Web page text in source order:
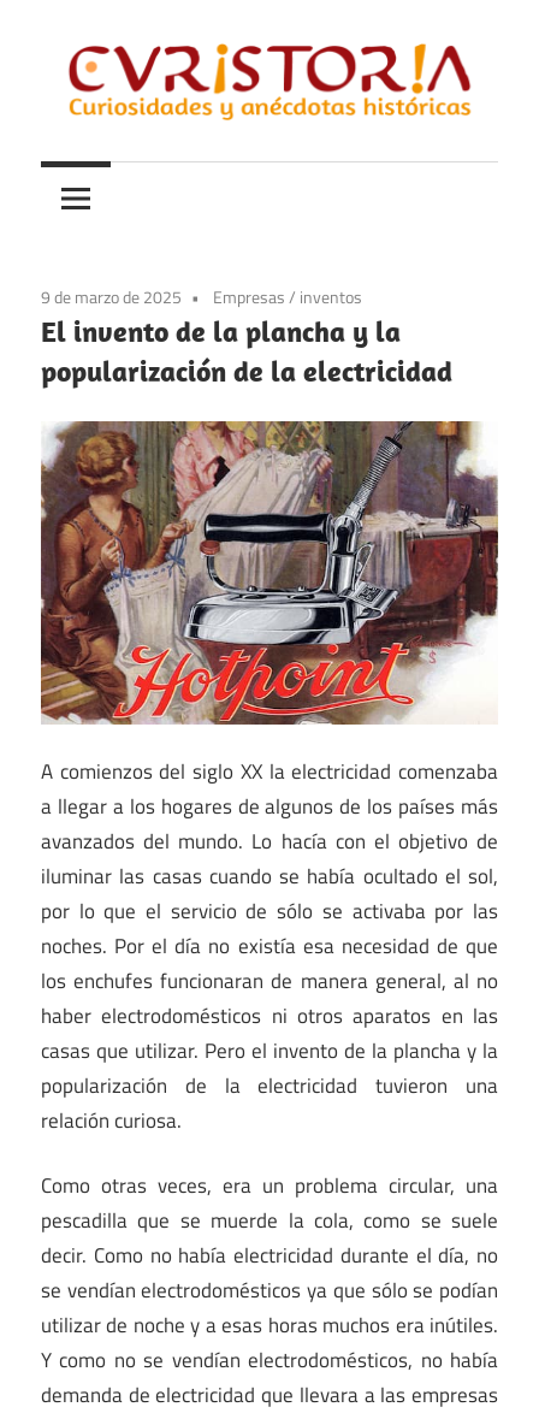
contenido
Curistoria
y
anécdotas
historia
9 de marzo de 2025 Empresas/ inventos
El invento de la plancha y la
popularización de la electricidad
A comienzos del siglo XX la electricidad comenzaba
a llegar a los hogares de algunos de los países más
avanzados del mundo. Lo hacía con el objetivo de
iluminar las casas cuando se había ocultado el sol,
por lo que el servicio de sólo se activaba por las
noches. Por el día no existía esa necesidad de que
los enchufes funcionaran de manera general, al no
haber electrodomésticos ni otros aparatos en las
casas que utilizar. Pero el invento de la plancha y la
popularización de la electricidad tuvieron una
relación curiosa.
Como otras veces, era un problema circular, una
pescadilla que se muerde la cola, como se suele
decir. Como no había electricidad durante el día, no
se vendían electrodomésticos ya que sólo se podían
utilizar de noche y a esas horas muchos era inútiles.
Y como no se vendían electrodomésticos, no había
demanda de electricidad que llevara a las empresas